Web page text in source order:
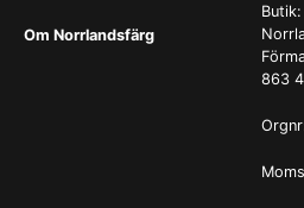
Om Norrlandsfärg
Butik:
863